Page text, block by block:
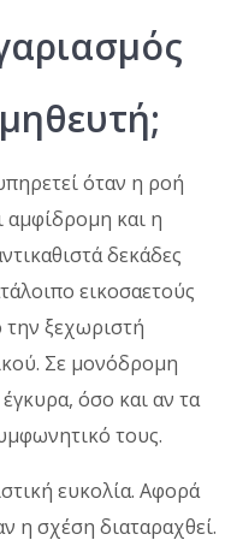
όταν η ροή
αμφίδρομη και η
δεκάδες
εικοσαετούς
την ξεχωριστή
Σε μονόδρομη
όσο και αν τα
τους.
ευκολία. Αφορά
η σχέση διαταραχθεί.